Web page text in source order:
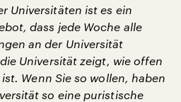
Universitäten ist es ein
dass jede Woche alle
an der Universität
Universität zeigt, wie offen
Wenn Sie so wollen, haben
so eine puristische